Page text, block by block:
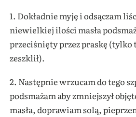
1. Dokładnie myję i odsączam
niewielkiej ilości masła
przeciśnięty przez praskę (tylko
zeszklił).
2. Następnie wrzucam do tego
podsmażam aby zmniejszył
masła, doprawiam solą,